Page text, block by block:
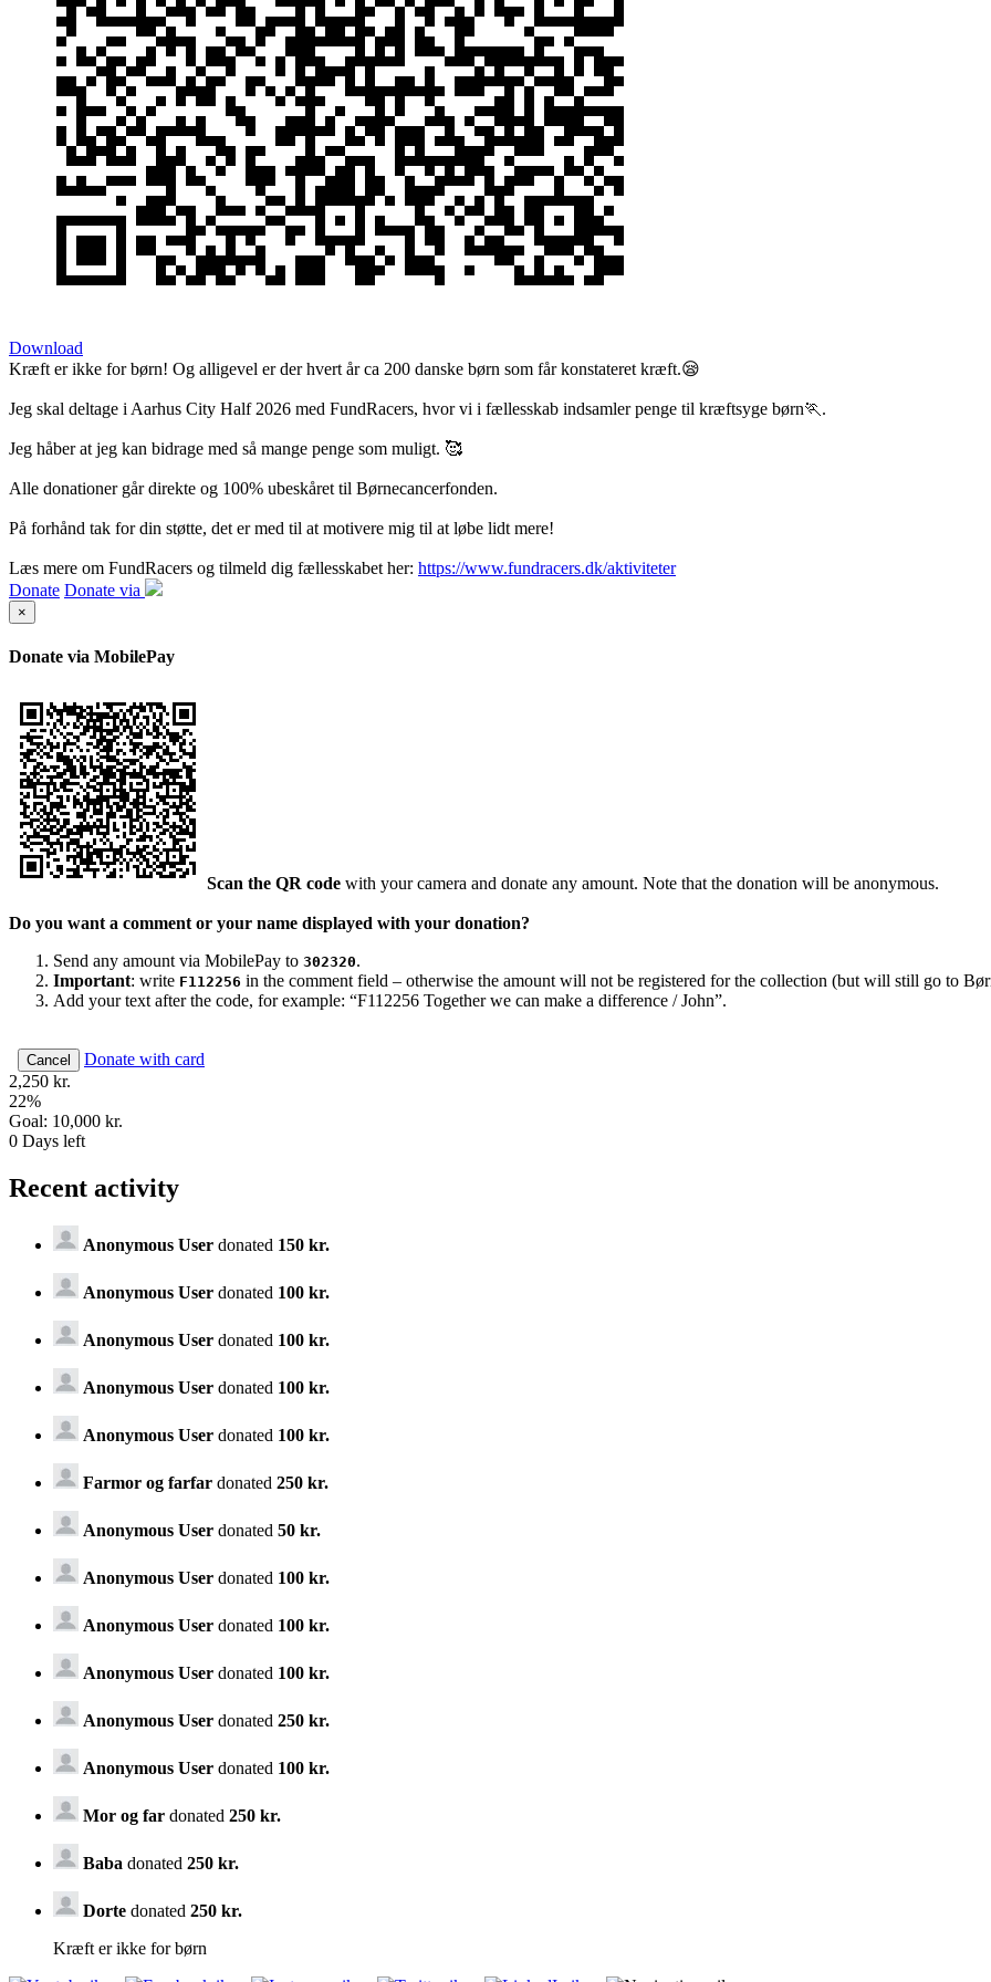
Download
Kræft er ikke for børn! Og alligevel er der hvert år ca 200 danske børn som får konstateret kræft.😪
Jeg skal deltage i Aarhus City Half 2026 med FundRacers, hvor vi i fællesskab indsamler penge til kræftsyge børn🏃.
Jeg håber at jeg kan bidrage med så mange penge som muligt. 🥰
Alle donationer går direkte og 100% ubeskåret til Børnecancerfonden.
På forhånd tak for din støtte, det er med til at motivere mig til at løbe lidt mere!
Læs mere om FundRacers og tilmeld dig fællesskabet her: https://www.fundracers.dk/aktiviteter
Donate Donate via
×
Donate via MobilePay
Scan the QR code with your camera and donate any amount. Note that the donation will be anonymous.
Do you want a comment or your name displayed with your donation?
Send any amount via MobilePay to 302320.
Important: write F112256 in the comment field – otherwise the amount will not be registered for the collection (but will still go to
Add your text after the code, for example: “F112256 Together we can make a difference / John”.
Cancel
Donate with card
2,250 kr.
22%
Goal: 10,000 kr.
0 Days left
Recent activity
Anonymous User donated 150 kr.
Anonymous User donated 100 kr.
Anonymous User donated 100 kr.
Anonymous User donated 100 kr.
Anonymous User donated 100 kr.
Farmor og farfar donated 250 kr.
Anonymous User donated 50 kr.
Anonymous User donated 100 kr.
Anonymous User donated 100 kr.
Anonymous User donated 100 kr.
Anonymous User donated 250 kr.
Anonymous User donated 100 kr.
Mor og far donated 250 kr.
Baba donated 250 kr.
Dorte donated 250 kr.
Kræft er ikke for børn